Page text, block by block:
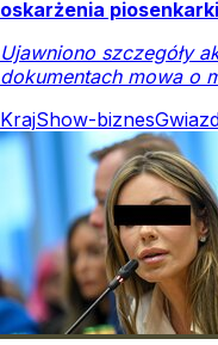
oskarżenia piosenkarki
Ujawniono szczegóły
dokumentach mowa o
KrajShow-biznes